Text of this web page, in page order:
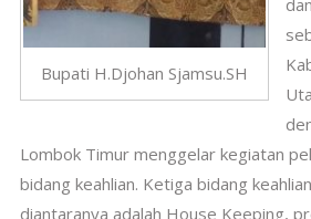
Bupati H.Djohan Sjamsu.SH
Lombok Timur menggelar kegiatan
bidang keahlian. Ketiga bidang
diantaranya adalah House Keeping,